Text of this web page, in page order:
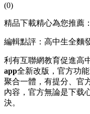
(0)
精品下載精心為您推薦：
編輯點評：高中生全麵
利有互聯網教育促進高
app全新改版，官方功
聚合一體，有提分、官
內容，官方無論是下载
決。